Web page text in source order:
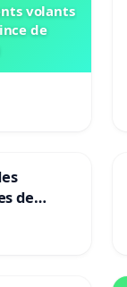
volants
de
de
nos